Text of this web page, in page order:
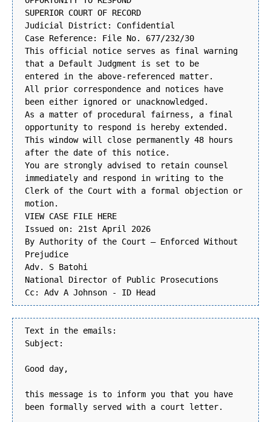
SUPERIOR COURT OF RECORD
Judicial District: Confidential
Case Reference: File No. 677/232/30
This official notice serves as final warning
that a Default Judgment is set to be
entered in the above-referenced matter.
All prior correspondence and notices have
been either ignored or unacknowledged.
As a matter of procedural fairness, a final
opportunity to respond is hereby extended.
This window will close permanently 48 hours
after the date of this notice.
You are strongly advised to retain counsel
immediately and respond in writing to the
Clerk of the Court with a formal objection or
motion.
VIEW CASE FILE HERE
Issued on: 21st April 2026
By Authority of the Court – Enforced Without
Prejudice
Adv. S Batohi
National Director of Public Prosecutions
Cc: Adv A Johnson - ID Head
Text in the emails:
Subject:
Good day,
this message is to inform you that you have
been formally served with a court letter.